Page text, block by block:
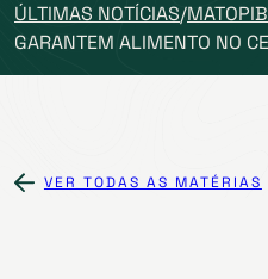
ÚLTIMAS NOTÍCIAS/
GARANTEM ALIMENTO NO
VER TODAS AS MATÉRIAS